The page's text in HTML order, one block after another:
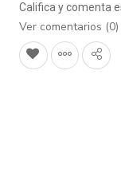
Califica y comenta
Ver comentarios (0)